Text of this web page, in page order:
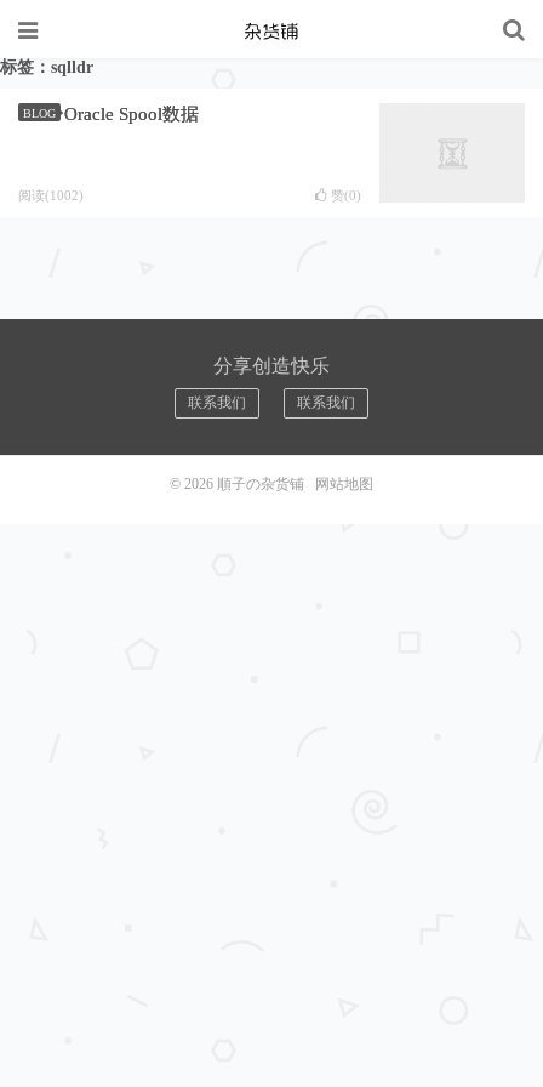
标签：sqlldr
BLOG Oracle Spool数据
阅读(1002) 赞(0)
分享创造快乐
联系我们 联系我们
© 2026 順子の杂货铺 网站地图